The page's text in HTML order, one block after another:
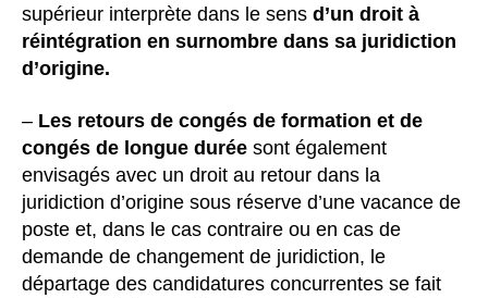
supérieur interprète dans le sens d’un droit à
réintégration en surnombre dans sa juridiction
d’origine.
– Les retours de congés de formation et de
congés de longue durée sont également
envisagés avec un droit au retour dans la
juridiction d’origine sous réserve d’une vacance de
poste et, dans le cas contraire ou en cas de
demande de changement de juridiction, le
départage des candidatures concurrentes se fait